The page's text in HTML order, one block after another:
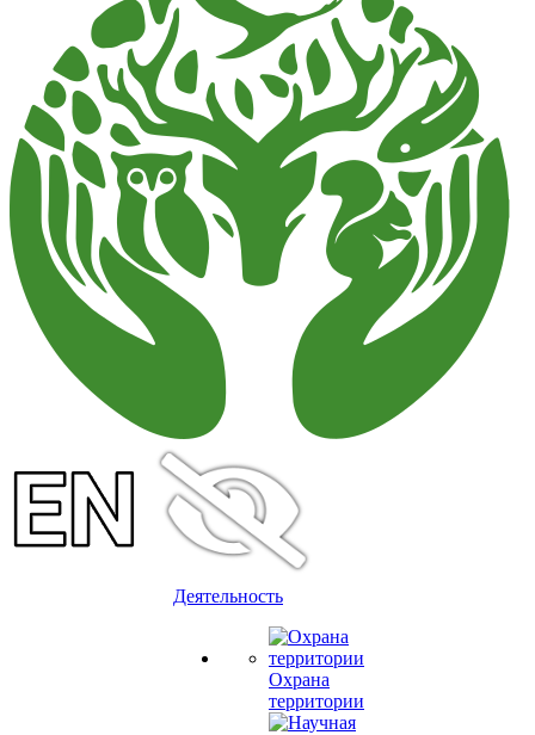
Деятельность
Охрана
территории